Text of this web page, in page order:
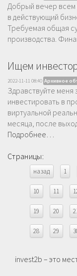
Добрый вечер всем
в действующий
Требуемая общая
производства.
Ищем
2022-11-11 08:40 Архивное
Здравствуйте меня
инвестировать в
виртуальной
месяца, после
Подробнее…
Страницы:
назад 1
10 11
19 20
28 29
invest2b – это